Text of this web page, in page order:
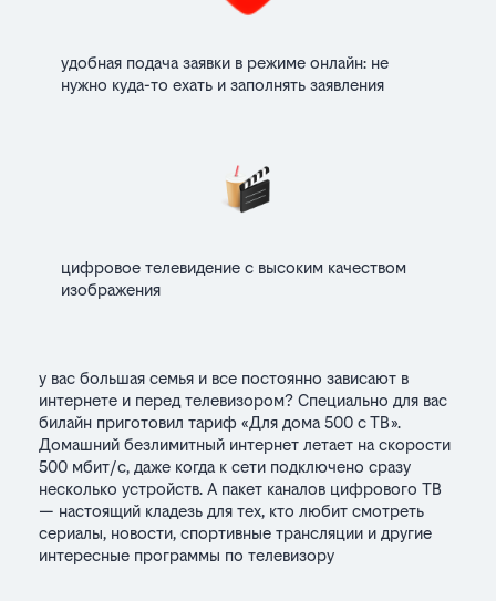
удобная подача заявки в режиме онлайн: не
нужно куда-то ехать и заполнять заявления
цифровое телевидение с высоким качеством
изображения
у вас большая семья и все постоянно зависают в
интернете и перед телевизором? Специально для вас
билайн приготовил тариф «Для дома 500 с ТВ».
Домашний безлимитный интернет летает на скорости
500 мбит/с, даже когда к сети подключено сразу
несколько устройств. А пакет каналов цифрового ТВ
— настоящий кладезь для тех, кто любит смотреть
сериалы, новости, спортивные трансляции и другие
интересные программы по телевизору